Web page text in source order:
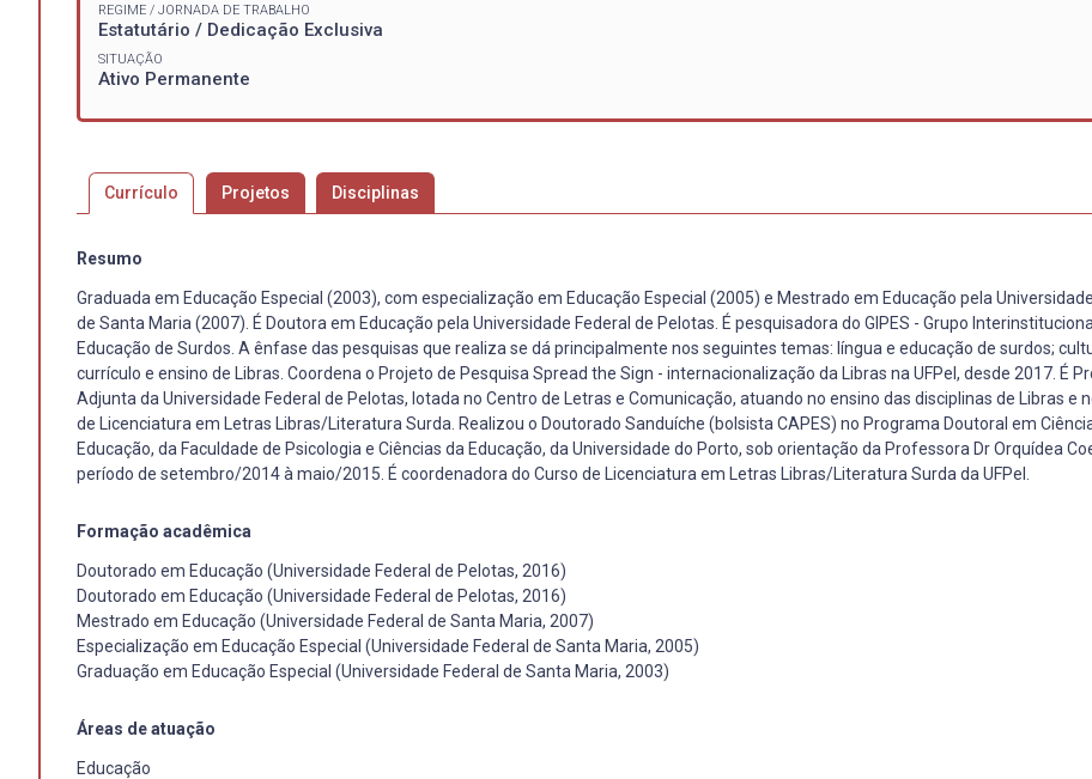
REGIME / JORNADA DE TRABALHO
Estatutário / Dedicação Exclusiva
SITUAÇÃO
Ativo Permanente
Currículo Projetos Disciplinas
Resumo
Graduada em Educação Especial (2003), com especialização em Educação Especial (2005) e Mestrado em Educação pela
de Santa Maria (2007). É Doutora em Educação pela Universidade Federal de Pelotas. É pesquisadora do GIPES - Grupo
Educação de Surdos. A ênfase das pesquisas que realiza se dá principalmente nos seguintes temas: língua e educação de surdos;
currículo e ensino de Libras. Coordena o Projeto de Pesquisa Spread the Sign - internacionalização da Libras na UFPel, desde 2017. É
Adjunta da Universidade Federal de Pelotas, lotada no Centro de Letras e Comunicação, atuando no ensino das disciplinas de Libras e
de Licenciatura em Letras Libras/Literatura Surda. Realizou o Doutorado Sanduíche (bolsista CAPES) no Programa Doutoral em
Educação, da Faculdade de Psicologia e Ciências da Educação, da Universidade do Porto, sob orientação da Professora Dr Orquídea
período de setembro/2014 à maio/2015. É coordenadora do Curso de Licenciatura em Letras Libras/Literatura Surda da UFPel.
Formação acadêmica
Doutorado em Educação (Universidade Federal de Pelotas, 2016)
Doutorado em Educação (Universidade Federal de Pelotas, 2016)
Mestrado em Educação (Universidade Federal de Santa Maria, 2007)
Especialização em Educação Especial (Universidade Federal de Santa Maria, 2005)
Graduação em Educação Especial (Universidade Federal de Santa Maria, 2003)
Áreas de atuação
Educação